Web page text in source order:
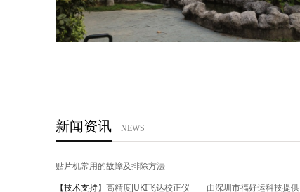
新闻资讯 NEWS
贴片机常用的故障及排除方法
【技术支持】 高精度JUKI飞达校正仪——由深圳市福好运科技提供